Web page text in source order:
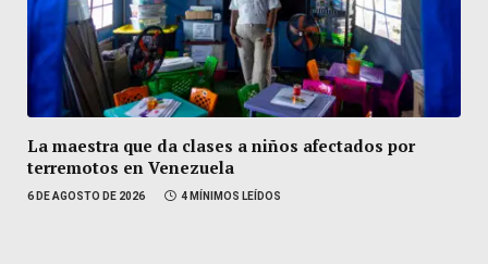
La maestra que da clases a niños afectados por
terremotos en Venezuela
6 DE AGOSTO DE 2026 4 MÍNIMOS LEÍDOS